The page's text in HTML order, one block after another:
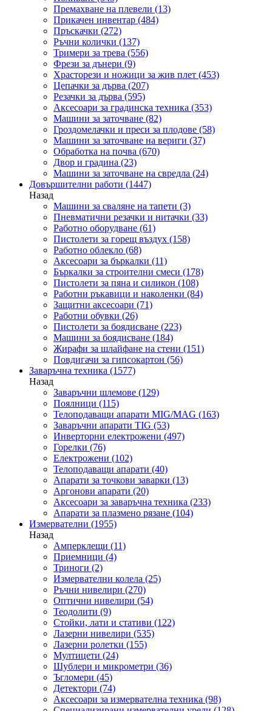
Премахване на плевели (13)
Прикачен инвентар (484)
Пръскачки (272)
Ръчни колички (137)
Тримери за трева (556)
Фрези за дънери (9)
Храсторези и ножици за жив плет (453)
Цепачки за дърва (207)
Резачки за дърва (595)
Аксесоари за градинска техника (353)
Машини за заточване (82)
Гроздомелачки и преси за плодове (58)
Машини за заточване на вериги (37)
Обработка на почва (670)
Двор и градина (23)
Машини за заточване на свредла (24)
Довършителни работи (1447)
Назад
Машини за сваляне на тапети (3)
Пневматични резачки и нитачки (33)
Работно оборудване (61)
Пистолети за горещ въздух (158)
Работно облекло (68)
Аксесоари за бъркалки (11)
Бъркалки за строителни смеси (178)
Пистолети за пяна и силикон (108)
Работни ръкавици и наколенки (84)
Защитни аксесоари (71)
Работни обувки (26)
Пистолети за боядисване (223)
Машини за боядисване (184)
Жирафи за шлайфане на стени (151)
Повдигачи за гипсокартон (56)
Заваръчна техника (1577)
Назад
Заваръчни шлемове (129)
Поялници (115)
Телоподаващи апарати MIG/MAG (163)
Заваръчни апарати TIG (53)
Инверторни електрожени (497)
Горелки (76)
Електрожени (102)
Телоподаващи апарати (40)
Апарати за точкови заварки (13)
Аргонови апарати (20)
Аксесоари за заваръчна техника (233)
Апарати за плазмено рязане (104)
Измервателни (1955)
Назад
Амперклещи (11)
Приемници (4)
Триноги (2)
Измервателни колела (25)
Ръчни нивелири (270)
Оптични нивелири (54)
Теодолити (9)
Стойки, лати и стативи (122)
Лазерни нивелири (535)
Лазерни ролетки (155)
Мултицети (24)
Шублери и микрометри (36)
Ъгломери (45)
Детектори (74)
Аксесоари за измервателна техника (98)